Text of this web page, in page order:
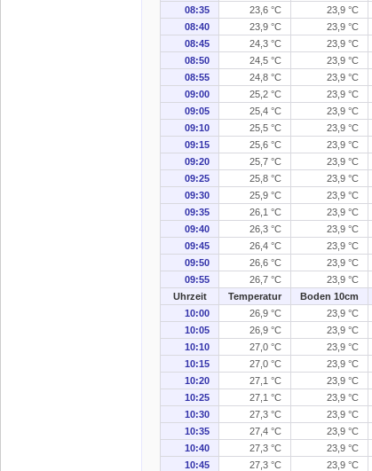
08:35
23,6 °C 23,9 °C
08:40
23,9 °C 23,9 °C
08:45
24,3 °C 23,9 °C
08:50
24,5 °C 23,9 °C
08:55
24,8 °C 23,9 °C
09:00
25,2 °C 23,9 °C
09:05
25,4 °C 23,9 °C
09:10
25,5 °C 23,9 °C
09:15
25,6 °C 23,9 °C
09:20
25,7 °C 23,9 °C
09:25
25,8 °C 23,9 °C
09:30
25,9 °C 23,9 °C
09:35
26,1 °C 23,9 °C
09:40
26,3 °C 23,9 °C
09:45
26,4 °C 23,9 °C
09:50
26,6 °C 23,9 °C
09:55
26,7 °C 23,9 °C
Uhrzeit
Temperatur Boden 10cm
10:00
26,9 °C 23,9 °C
10:05
26,9 °C 23,9 °C
10:10
27,0 °C 23,9 °C
10:15
27,0 °C 23,9 °C
10:20
27,1 °C 23,9 °C
10:25
27,1 °C 23,9 °C
10:30
27,3 °C 23,9 °C
10:35
27,4 °C 23,9 °C
10:40
27,3 °C 23,9 °C
10:45
27,3 °C 23,9 °C